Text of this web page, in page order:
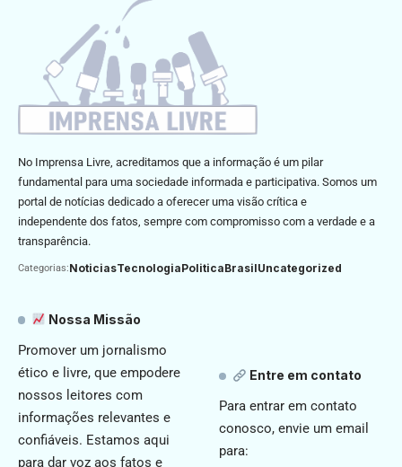
No Imprensa Livre, acreditamos que a informação é um pilar
fundamental para uma sociedade informada e participativa. Somos um
portal de notícias dedicado a oferecer uma visão crítica e
independente dos fatos, sempre com compromisso com a verdade e a
transparência.
Categorias:NoticiasTecnologiaPoliticaBrasilUncategorized
Nossa Missão
Promover um jornalismo
ético e livre, que empodere
nossos leitores com
informações relevantes e
confiáveis. Estamos aqui
para dar voz aos fatos e
Entre em contato
Para entrar em contato
conosco, envie um email
para: